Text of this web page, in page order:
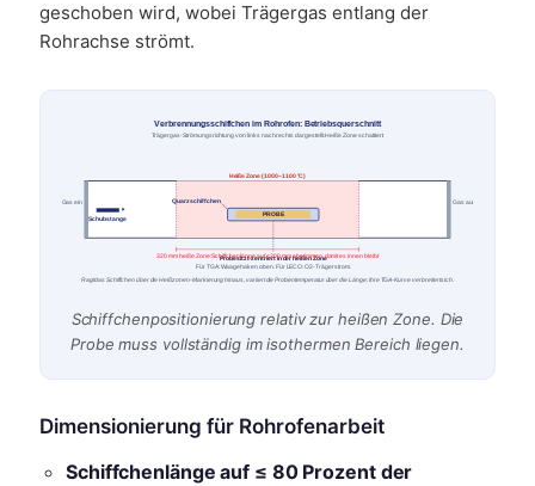
geschoben wird, wobei Trägergas entlang der
Rohrachse strömt.
Verbrennungsschiffchen im Rohrofen: Betriebsquerschnitt
Trägergas-Strömungsrichtung von links nach rechts dargestellt. Heiße Zone schattiert.
Heiße Zone (1000–1100 °C)
Gas ein Gas aus
Schubstange
PROBE
Quarzschiffchen
Probe sitzt zentriert in der heißen Zone
Für TGA: Waagehaken oben. Für LECO: O2-Trägerstrom.
320 mm heiße Zone: Schiffchenlänge auf ≤ 200 mm abstimmen, damit es innen bleibt
Ragt das Schiffchen über die Heißzonen-Markierung hinaus, variiert die Probentemperatur über die Länge: Ihre TGA-Kurve verbreitert sich.
Schiffchenpositionierung relativ zur heißen Zone. Die
Probe muss vollständig im isothermen Bereich liegen.
Dimensionierung für Rohrofenarbeit
Schiffchenlänge auf ≤ 80 Prozent der